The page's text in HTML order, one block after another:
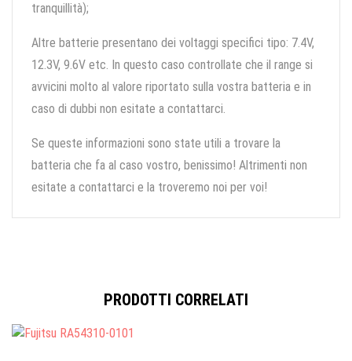
tranquillità);
Altre batterie presentano dei voltaggi specifici tipo: 7.4V,
12.3V, 9.6V etc. In questo caso controllate che il range si
avvicini molto al valore riportato sulla vostra batteria e in
caso di dubbi non esitate a contattarci.
Se queste informazioni sono state utili a trovare la
batteria che fa al caso vostro, benissimo! Altrimenti non
esitate a contattarci e la troveremo noi per voi!
PRODOTTI CORRELATI